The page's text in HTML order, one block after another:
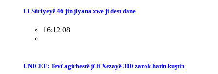
Li Sûriyeyê 46 jin jiyana xwe ji dest dane
16:12 08
UNICEF: Tevî agirbestê jî li Xezayê 300 zarok hatin kuştin